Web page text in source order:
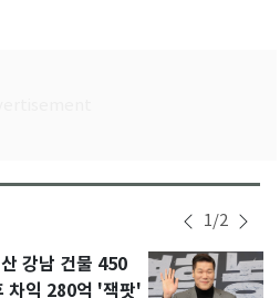
1/2
강남 건물 450
차익 280억 '잭팟'